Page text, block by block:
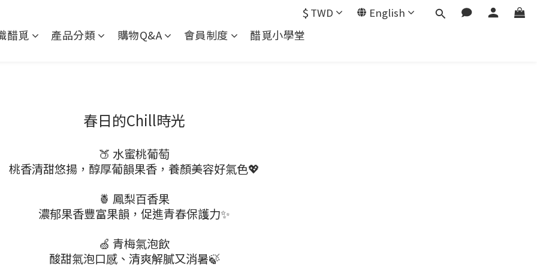
$ TWD English
醋覓 產品分類 購物Q&A 會員制度 醋覓小學堂
春日的Chill時光
🍑 水蜜桃葡萄
桃香清甜悠揚，醇厚葡韻果香，養顏美容好氣色💖
🍍 鳳梨百香果
濃郁果香豐富果韻，促進青春保護力✨
🍏 青梅氣泡飲
酸甜氣泡口感、清爽解膩又消暑🍃